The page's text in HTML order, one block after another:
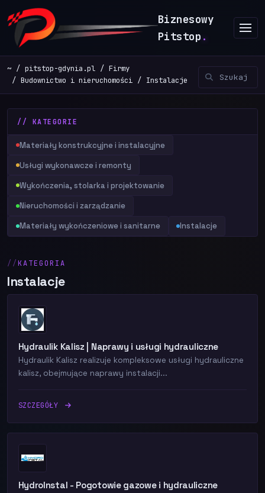
Biznesowy
Pitstop .
~ pitstop-gdynia.pl
Firmy
Budownictwo i nieruchomości
Instalacje
// KATEGORIE
Materiały konstrukcyjne i instalacyjne
Usługi wykonawcze i remonty
Wykończenia, stolarka i projektowanie
Nieruchomości i zarządzanie
Materiały wykończeniowe i sanitarne Instalacje
KATEGORIA
Instalacje
Hydraulik Kalisz | Naprawy i usługi hydrauliczne
Hydraulik Kalisz realizuje kompleksowe usługi hydrauliczne
kalisz, obejmujące naprawy instalacji...
SZCZEGÓŁY
HydroInstal - Pogotowie gazowe i hydrauliczne